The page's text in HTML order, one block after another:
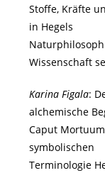
Stoffe, Kräfte
in Hegels
Wissenschaft
Karina Figala:
alchemische
Caput
symbolischen
Terminologie